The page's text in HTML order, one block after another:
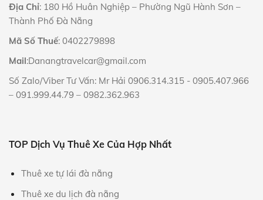
Địa Chỉ: 180 Hồ Huân Nghiệp – Phường Ngũ Hành Sơn –
Thành Phố Đà Nẵng
Mã Số Thuế: 0402279898
Mail:Danangtravelcar@gmail.com
Số Zalo/Viber Tư Vấn: Mr Hải 0906.314.315 - 0905.407.966
– 091.999.44.79 – 0982.362.963
TOP Dịch Vụ Thuê Xe Của Hợp Nhất
Thuê xe tự lái đà nẵng
Thuê xe du lịch đà nẵng